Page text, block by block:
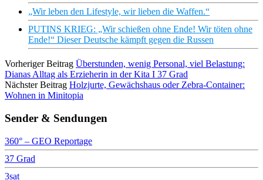
„Wir leben den Lifestyle, wir lieben die Waffen.“
PUTINS KRIEG: „Wir schießen ohne Ende! Wir töten ohne
Ende!“ Dieser Deutsche kämpft gegen die Russen
Vorheriger Beitrag Überstunden, wenig Personal, viel Belastung:
Dianas Alltag als Erzieherin in der Kita I 37 Grad
Nächster Beitrag Holzjurte, Gewächshaus oder Zebra-Container:
Wohnen in Minitopia
Sender & Sendungen
360° – GEO Reportage
37 Grad
3sat